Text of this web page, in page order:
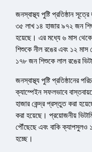
জনস্বাস্থ্য পুষ্টি প্রতিষ্ঠান
৩৫ লাখ ১৪ হাজার ৯৭২ জন
হয়েছে। এর মধ্যে ৬ মাস
শিশুকে নীল রঙের এবং ১২
১৭৮ জন শিশুকে লাল রঙের
জনস্বাস্থ্য পুষ্টি প্রতিষ্ঠানের
ক্যাম্পেইন সফলভাবে
হাজার কেন্দ্র প্রস্তুত করা
করা হয়েছে। প্রয়োজনীয়
পৌঁছেছে এবং বাকি ক্যাপসুলও
হচ্ছে।